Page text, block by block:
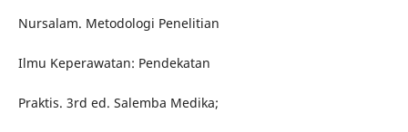
Nursalam. Metodologi Penelitian
Ilmu Keperawatan: Pendekatan
Praktis. 3rd ed. Salemba Medika;